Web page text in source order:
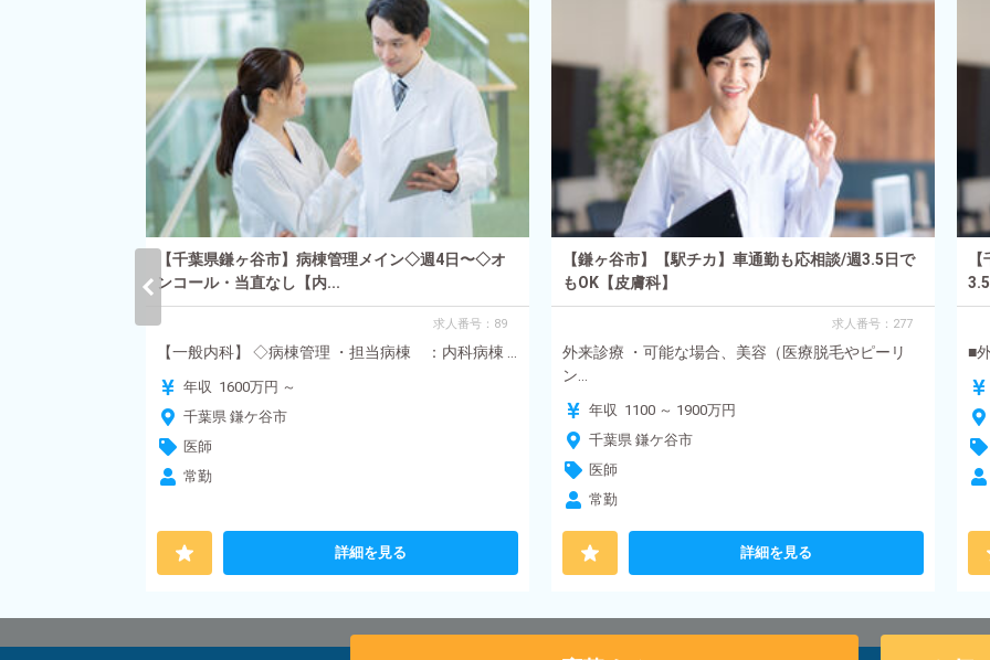
【千葉県鎌ヶ谷市】病棟管理メイン◇週4日〜◇オ
ンコール・当直なし【内...
求人番号：89
【一般内科】 ◇病棟管理 ・担当病棟 ：内科病棟 ...
年収 1600万円 ～
千葉県 鎌ケ谷市
医師
常勤
詳細を見る
【鎌ヶ谷市】【駅チカ】車通勤も応相談/週3.5日で
もOK【皮膚科】
求人番号：277
外来診療 ・可能な場合、美容（医療脱毛やピーリ
ン...
年収 1100 ～ 1900万円
千葉県 鎌ケ谷市
医師
常勤
詳細を見る
■